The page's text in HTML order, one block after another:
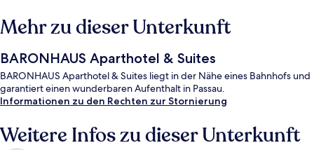
Mehr zu dieser Unterkunft
BARONHAUS Aparthotel & Suites
BARONHAUS Aparthotel & Suites liegt in der Nähe eines Bahnhofs und
garantiert einen wunderbaren Aufenthalt in Passau.
Informationen zu den Rechten zur Stornierung
Weitere Infos zu dieser Unterkunft